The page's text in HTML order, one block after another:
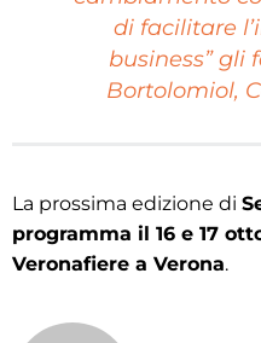
di facilitare
business” gli
Bortolomiol,
La prossima edizione di
programma il 16 e 17
Veronafiere a Verona.